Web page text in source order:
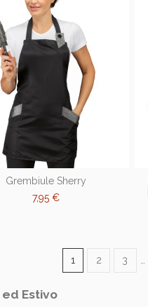
Grembiule Sherry
7,95 €
1 2 3
Estivo